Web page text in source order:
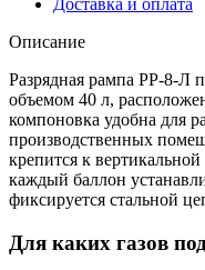
Доставка и оплата
Описание
Разрядная рампа РР-8-Л
объемом 40 л,
компоновка удобна для
производственных
крепится к
каждый баллон
фиксируется стальной
Для каких газов